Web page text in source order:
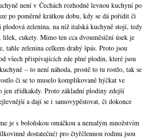
není v Čechách rozhodně levnou kuchyní po
po poměrně krátkou dobu, kdy se dá pořídit či
zelenina, na níž italská kuchyně stojí, tedy
lilek, cukety. Mimo ten cca dvouměsíční úsek je
tahle zelenina celkem drahý špás. Proto jsou
všech přispívajících zde plné plodin, které jsou
– to není náhoda, prostě to tu rostlo, tak se
či se to muselo komplikovaně hýčkat ve
jen zřídkakdy. Proto základní plodiny zdejší
a dají se i samovypěstovat, či dokonce
je s boloňskou omáčkou a nemalým množstvím
dostatečné) pro čtyřčlennou rodinu jsou